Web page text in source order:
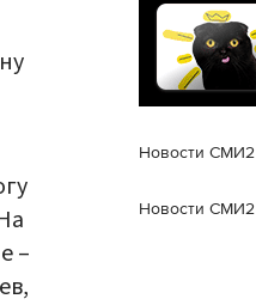
–
Новости СМИ2
Новости СМИ2